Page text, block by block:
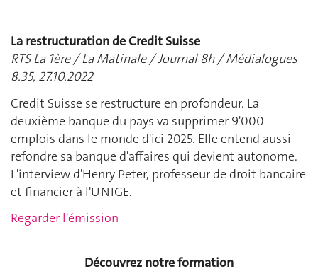
La restructuration de Credit Suisse
RTS La 1ère / La Matinale / Journal 8h / Médialogues
8.35, 27.10.2022
Credit Suisse se restructure en profondeur. La
deuxième banque du pays va supprimer 9'000
emplois dans le monde d'ici 2025. Elle entend aussi
refondre sa banque d'affaires qui devient autonome.
L'interview d'Henry Peter, professeur de droit bancaire
et financier à l'UNIGE.
Regarder l'émission
Découvrez notre formation